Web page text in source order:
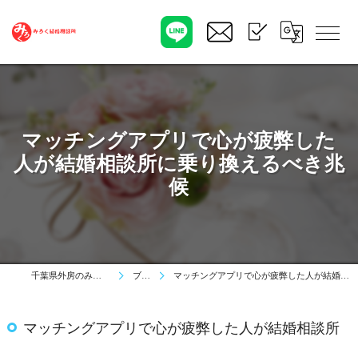
マッチングアプリで心が疲弊した
人が結婚相談所に乗り換えるべき兆
候
千葉県外房のみろく結婚相談所 ブログ マッチングアプリで心が疲弊した人が結婚相談所に乗り換えるべき兆候
マッチングアプリで心が疲弊した人が結婚相談所